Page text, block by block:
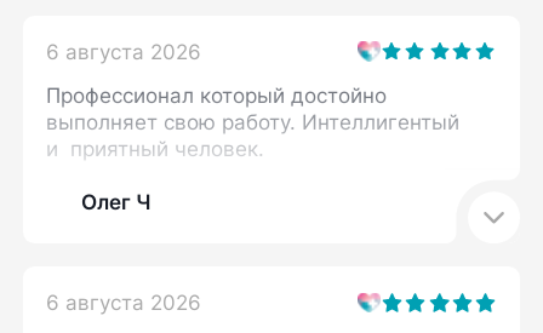
6 августа 2026
Профессионал который достойно
выполняет свою работу. Интеллигентый
и приятный человек.
Олег Ч
6 августа 2026